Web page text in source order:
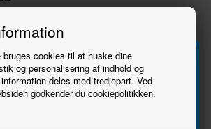
bruges cookies til at huske dine
og personalisering af indhold og
deles med tredjepart. Ved
godkender du cookiepolitikken.
Tilmeld